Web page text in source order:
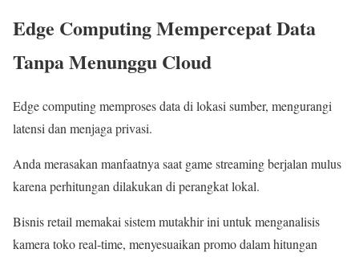
Edge Computing Mempercepat Data
Tanpa Menunggu Cloud
Edge computing memproses data di lokasi sumber, mengurangi
latensi dan menjaga privasi.
Anda merasakan manfaatnya saat game streaming berjalan mulus
karena perhitungan dilakukan di perangkat lokal.
Bisnis retail memakai sistem mutakhir ini untuk menganalisis
kamera toko real‑time, menyesuaikan promo dalam hitungan